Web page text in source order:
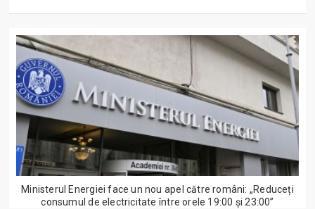
Ministerul Energiei face un nou apel către români: „Reduceți
consumul de electricitate între orele 19:00 și 23:00”